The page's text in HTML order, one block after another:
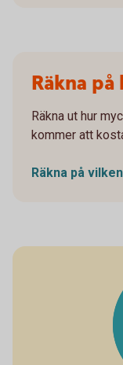
Räkna
Räkna ut hur
kommer att
Räkna på